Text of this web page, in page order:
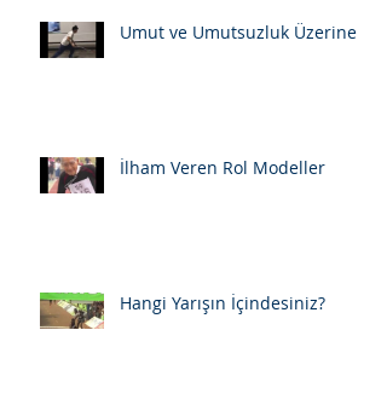
Umut ve Umutsuzluk Üzerine
İlham Veren Rol Modeller
Hangi Yarışın İçindesiniz?